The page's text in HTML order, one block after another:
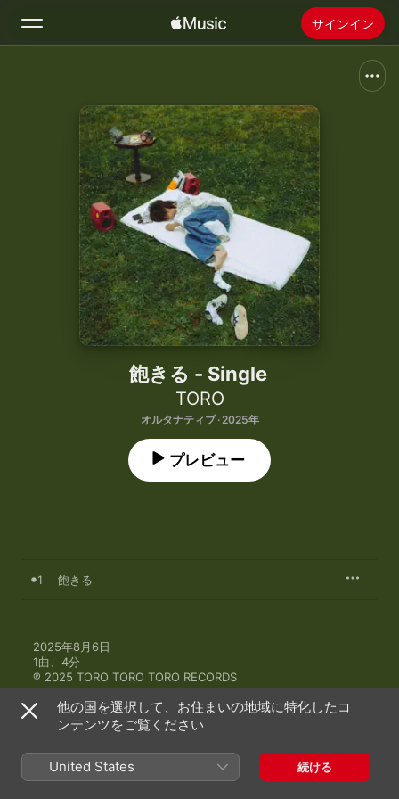
サインイン
ホーム
新着おすすめ
ラジオ
Apple Musicをインストール
飽きる - Single
TORO
オルタナティブ · 2025年
プレビュー
1 飽きる
2025年8月6日
1曲、4分
℗ 2025 TORO TORO TORO RECORDS
TOROのその他の作品
他の国を選択して、お住まいの地域に特化したコ
ンテンツをご覧ください
United States 続ける